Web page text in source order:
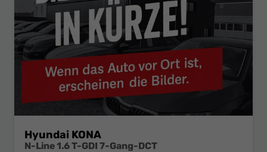
Hyundai KONA
N-Line 1.6 T-GDI 7-Gang-DCT